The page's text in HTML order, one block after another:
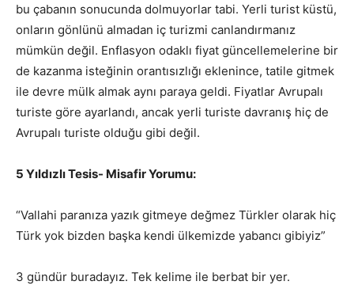
bu çabanın sonucunda dolmuyorlar tabi. Yerli turist küstü,
onların gönlünü almadan iç turizmi canlandırmanız
mümkün değil. Enflasyon odaklı fiyat güncellemelerine bir
de kazanma isteğinin orantısızlığı eklenince, tatile gitmek
ile devre mülk almak aynı paraya geldi. Fiyatlar Avrupalı
turiste göre ayarlandı, ancak yerli turiste davranış hiç de
Avrupalı turiste olduğu gibi değil.
5 Yıldızlı Tesis- Misafir Yorumu:
“Vallahi paranıza yazık gitmeye değmez Türkler olarak hiç
Türk yok bizden başka kendi ülkemizde yabancı gibiyiz”
3 gündür buradayız. Tek kelime ile berbat bir yer.